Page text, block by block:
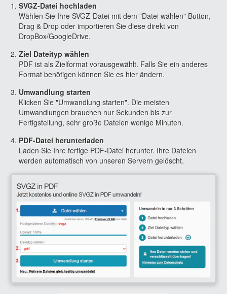
SVGZ-Datei hochladen
Wählen Sie Ihre SVGZ-Datei mit dem "Datei wählen" Button,
Drag & Drop oder importieren Sie diese direkt von
DropBox/GoogleDrive.
Ziel Dateityp wählen
PDF ist als Zielformat vorausgewählt. Falls Sie ein anderes
Format benötigen können Sie es hier ändern.
Umwandlung starten
Klicken Sie "Umwandlung starten". Die meisten
Umwandlungen brauchen nur Sekunden bis zur
Fertigstellung, sehr große Dateien wenige Minuten.
PDF-Datei herunterladen
Laden Sie Ihre fertige PDF-Datei herunter. Ihre Dateien
werden automatisch von unseren Servern gelöscht.